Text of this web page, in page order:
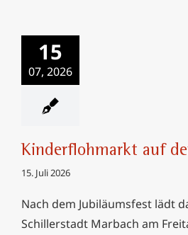
15
07, 2026
Kinderflohmarkt auf
15. Juli 2026
Nach dem Jubiläumsfest lädt
Schillerstadt Marbach am